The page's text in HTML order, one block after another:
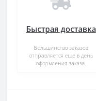
Быстрая доставка
Большинство заказов
отправляется еще в день
оформления заказа.